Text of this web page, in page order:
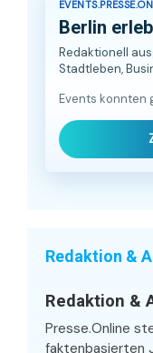
Berlin
Redaktionell
Stadtleben,
Events konnten
Redaktion &
Redaktion &
Presse.Online
faktenbasierten